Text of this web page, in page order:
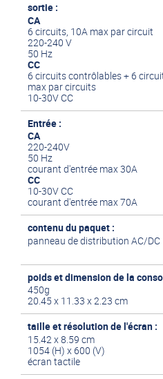
sortie :
CA
6 circuits, 10A max par circuit
220-240 V
50 Hz
CC
6 circuits contrôlables + 6
max par circuits
10-30V CC
Entrée :
CA
220-240V
50 Hz
courant d'entrée max 30A
CC
10-30V CC
courant d'entrée max 70A
contenu du paquet :
panneau de distribution AC/DC
poids et dimension de la
450g
20.45 x 11.33 x 2.23 cm
taille et résolution de l'écran :
15.42 x 8.59 cm
1054 (H) x 600 (V)
écran tactile